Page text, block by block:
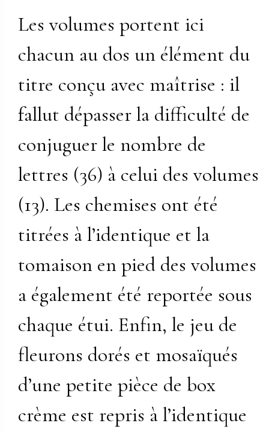
Les volumes portent ici
chacun au dos un élément du
titre conçu avec maîtrise : il
fallut dépasser la difficulté de
conjuguer le nombre de
lettres (36) à celui des volumes
(13). Les chemises ont été
titrées à l’identique et la
tomaison en pied des volumes
a également été reportée sous
chaque étui. Enfin, le jeu de
fleurons dorés et mosaïqués
d’une petite pièce de box
crème est repris à l’identique